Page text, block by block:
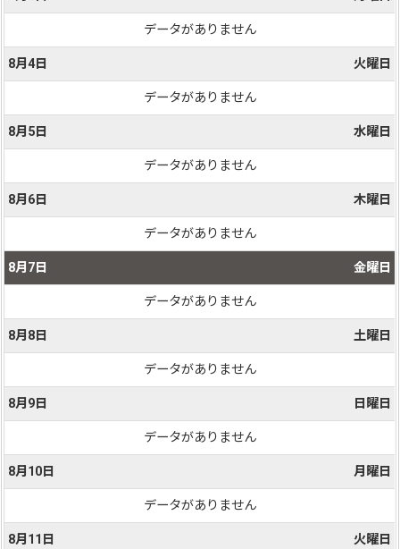
データがありません
8月4日 火曜日
データがありません
8月5日 水曜日
データがありません
8月6日 木曜日
データがありません
8月7日 金曜日
データがありません
8月8日 土曜日
データがありません
8月9日 日曜日
データがありません
8月10日 月曜日
データがありません
8月11日 火曜日